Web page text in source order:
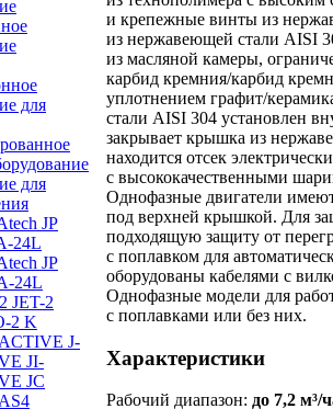
для
для
JP
24L
JP
24L
JET-2
2 K
J-
JI-
JC
и крепежные винты из
из нержавеющей стали AISI
из масляной камеры,
карбид кремния/карбид
уплотнением графит/
стали AISI 304 установлен
закрывает крышка из
находится отсек
с высококачественными
Однофазные двигатели
под верхней крышкой. Для
подходящую защиту от
с поплавком для
оборудованы кабелями с
Однофазные модели для
с поплавками или без них.
Характеристики
Рабочий диапазон: до 7,2 м³/